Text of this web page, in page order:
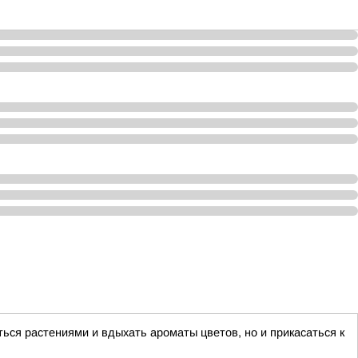
растениями и вдыхать ароматы цветов, но и прикасаться к